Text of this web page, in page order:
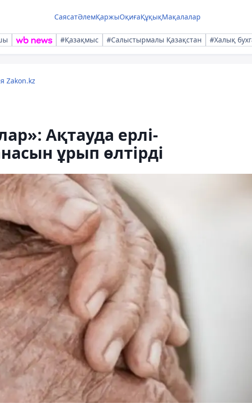
СаясатӘлемҚаржыОқиғаҚұқықМақалалар
#Қазақмыс #Салыстырмалы Қазақстан #Халық
Zakon.kz
Ақтауда ерлі-
ұрып өлтірді